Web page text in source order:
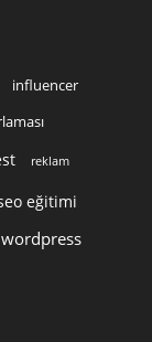
influencer
reklam
eğitimi
wordpress